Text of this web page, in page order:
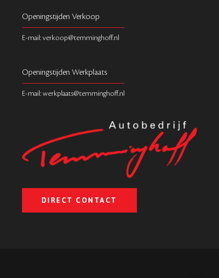
Openingstijden Verkoop
E-mail: verkoop@temminghoff.nl
Openingstijden Werkplaats
E-mail: werkplaats@temminghoff.nl
DIRECT CONTACT